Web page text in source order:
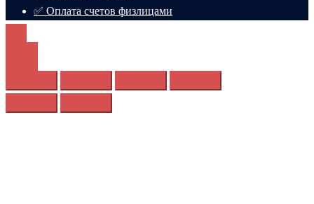
✅ Оплата счетов физлицами